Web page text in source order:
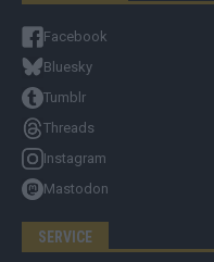
Facebook
Bluesky
Tumblr
Threads
Instagram
Mastodon
SERVICE